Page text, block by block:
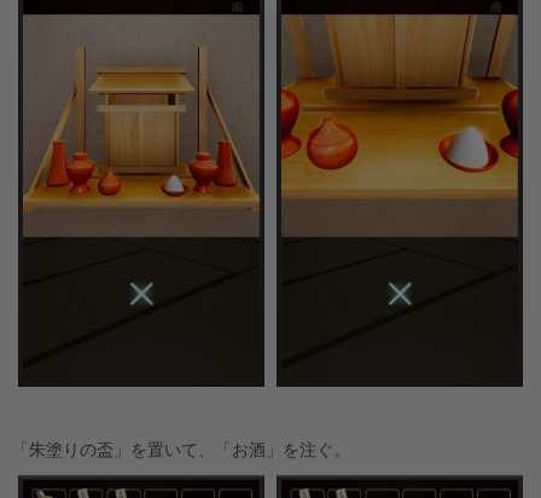
「朱塗りの盃」を置いて、「お酒」を注ぐ。